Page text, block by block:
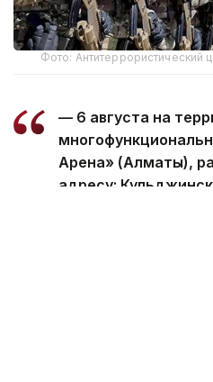
Фото: Антитеррористический
— 6 августа на
Арена» (Алматы),
адресу: